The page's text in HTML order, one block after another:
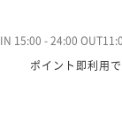
ポイント即利用で
IN 15:00 - 24:00
ポイント即利用で